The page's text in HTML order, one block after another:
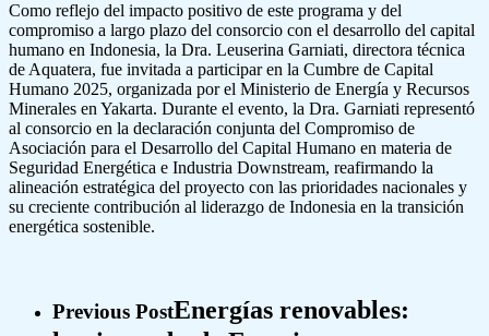
Como reflejo del impacto positivo de este programa y del
compromiso a largo plazo del consorcio con el desarrollo del capital
humano en Indonesia, la Dra. Leuserina Garniati, directora técnica
de Aquatera, fue invitada a participar en la Cumbre de Capital
Humano 2025, organizada por el Ministerio de Energía y Recursos
Minerales en Yakarta. Durante el evento, la Dra. Garniati representó
al consorcio en la declaración conjunta del Compromiso de
Asociación para el Desarrollo del Capital Humano en materia de
Seguridad Energética e Industria Downstream, reafirmando la
alineación estratégica del proyecto con las prioridades nacionales y
su creciente contribución al liderazgo de Indonesia en la transición
energética sostenible.
Previous PostEnergías renovables: